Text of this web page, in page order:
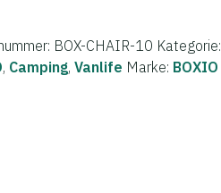
BOX-CHAIR-10 Kategorie:
, Camping,Vanlife Marke: BOXIO